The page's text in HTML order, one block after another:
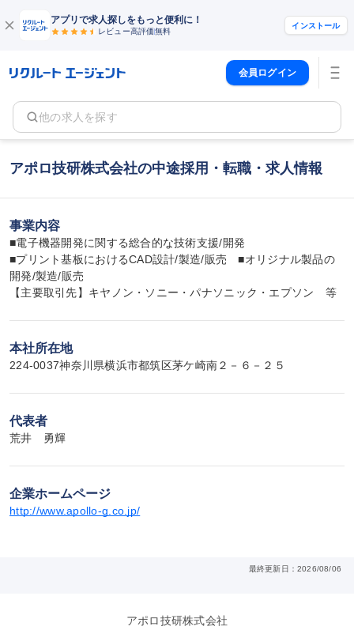
アプリで求人探しをもっと便利に！
レビュー高評価無料
インストール
会員ログイン
他の求人を探す
アポロ技研株式会社の中途採用・転職・求人情報
事業内容
■電子機器開発に関する総合的な技術支援/開発
■プリント基板におけるCAD設計/製造/販売　■オリジナル製品の
開発/製造/販売
【主要取引先】キヤノン・ソニー・パナソニック・エプソン　等
本社所在地
224-0037神奈川県横浜市都筑区茅ケ崎南２－６－２５
代表者
荒井　勇輝
企業ホームページ
http://www.apollo-g.co.jp/
最終更新日：2026/08/06
アポロ技研株式会社